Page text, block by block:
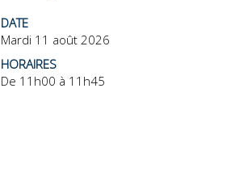
DATE
Mardi 11 août 2026
HORAIRES
De 11h00 à 11h45